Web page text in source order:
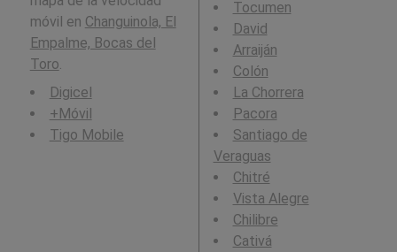
móvil en Changuinola, El
Empalme, Bocas del
Toro
Digicel
+Móvil
Tigo Mobile
Tocumen
David
Arraiján
Colón
La Chorrera
Pacora
Santiago de
Veraguas
Chitré
Vista Alegre
Chilibre
Cativá